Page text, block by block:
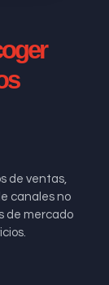
de ventas,
canales no
de mercado